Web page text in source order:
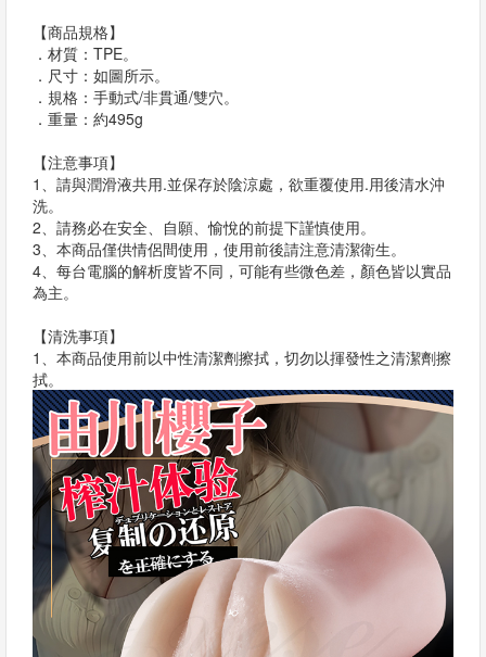
【商品規格】
．材質：TPE。
．尺寸：如圖所示。
．規格：手動式/非貫通/雙穴。
．重量：約495g
【注意事項】
1、請與潤滑液共用.並保存於陰涼處，欲重覆使用.用後清水沖
洗。
2、請務必在安全、自願、愉悅的前提下謹慎使用。
3、本商品僅供情侶間使用，使用前後請注意清潔衛生。
4、每台電腦的解析度皆不同，可能有些微色差，顏色皆以實品
為主。
【清洗事項】
1、本商品使用前以中性清潔劑擦拭，切勿以揮發性之清潔劑擦
拭。